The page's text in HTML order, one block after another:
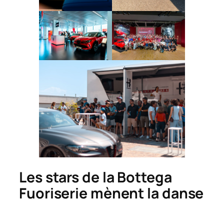
Les stars de la Bottega
Fuoriserie mènent la danse